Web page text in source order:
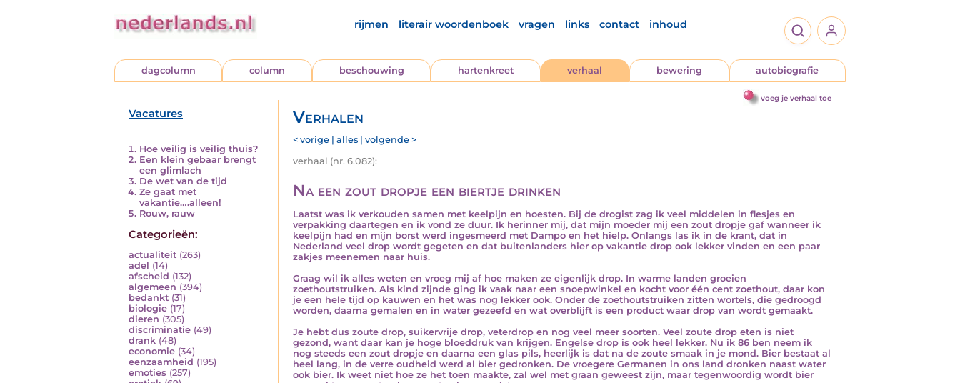
rijmen literair woordenboek vragen links contact inhoud
dagcolumn column beschouwing hartenkreet verhaal bewering autobiografie
voeg je verhaal toe
Vacatures
Hoe veilig is veilig thuis?
Een klein gebaar brengt
een glimlach
De wet van de tijd
Ze gaat met
vakantie….alleen!
Rouw, rauw
Categorieën:
actualiteit (263)
adel (14)
afscheid (132)
algemeen (394)
bedankt (31)
biologie (17)
dieren (305)
discriminatie (49)
drank (48)
economie (34)
eenzaamheid (195)
emoties (257)
Verhalen
< vorige| alles| volgende >
verhaal (nr. 6.082):
Na een zout dropje een biertje drinken
Laatst was ik verkouden samen met keelpijn en hoesten. Bij de drogist zag ik veel middelen in flesjes en
verpakking daartegen en ik vond ze duur. Ik herinner mij, dat mijn moeder mij een zout dropje gaf wanneer ik
keelpijn had en mijn borst werd ingesmeerd met Dampo en het hielp. Onlangs las ik in de krant, dat in
Nederland veel drop wordt gegeten en dat buitenlanders hier op vakantie drop ook lekker vinden en een paar
zakjes meenemen naar huis.
Graag wil ik alles weten en vroeg mij af hoe maken ze eigenlijk drop. In warme landen groeien
zoethoutstruiken. Als kind zijnde ging ik vaak naar een snoepwinkel en kocht voor één cent zoethout, daar kon
je een hele tijd op kauwen en het was nog lekker ook. Onder de zoethoutstruiken zitten wortels, die gedroogd
worden, daarna gemalen en in water gezeefd en wat overblijft is een product waar drop van wordt gemaakt.
Je hebt dus zoute drop, suikervrije drop, veterdrop en nog veel meer soorten. Veel zoute drop eten is niet
gezond, want daar kan je hoge bloeddruk van krijgen. Engelse drop is ook heel lekker. Nu ik 86 ben neem ik
nog steeds een zout dropje en daarna een glas pils, heerlijk is dat na de zoute smaak in je mond. Bier bestaat al
heel lang, in de verre oudheid werd al bier gedronken. De vroegere Germanen in ons land dronken naast water
ook bier. Ik weet niet hoe ze het toen maakte, zal wel met graan geweest zijn, maar tegenwoordig wordt bier